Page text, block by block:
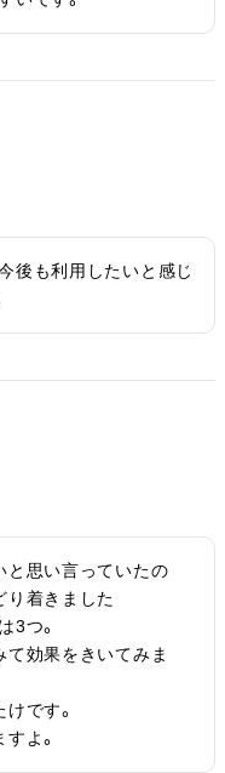
後も利用したいと感じ
と思い言っていたの
り着きました
3つ。
て効果をきいてみま
です。
よ。